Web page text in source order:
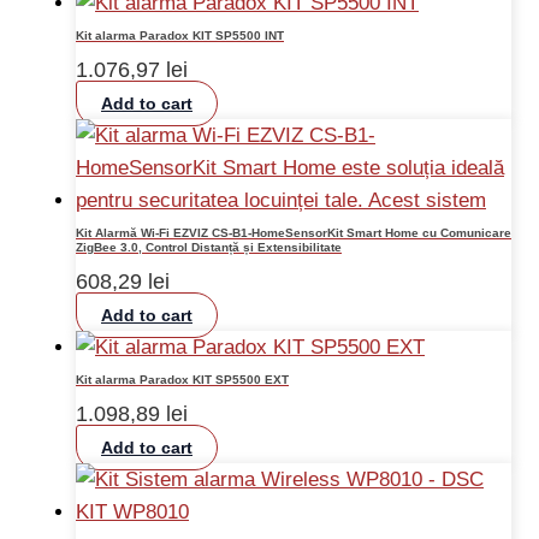
Kit alarma Paradox KIT SP5500 INT
1.076,97 lei
Add to cart
Kit Alarmă Wi-Fi EZVIZ CS-B1-HomeSensorKit Smart Home cu Comunicare
ZigBee 3.0, Control Distanță și Extensibilitate
608,29 lei
Add to cart
Kit alarma Paradox KIT SP5500 EXT
1.098,89 lei
Add to cart